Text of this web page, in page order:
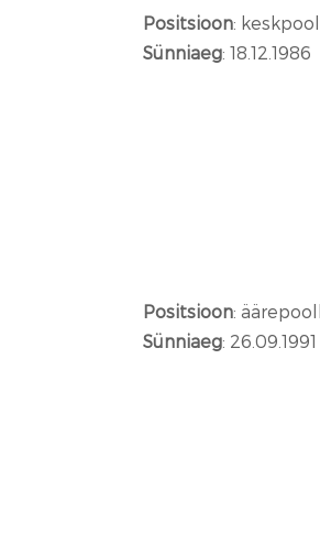
Positsioon:
Sünniaeg: 18.12.1986
Positsioon:
Sünniaeg: 26.09.1991